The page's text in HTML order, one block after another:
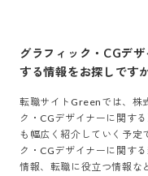
グラフィック・CGデザ
する情報をお探しです
転職サイトGreenでは、 株
ク・CGデザイナー に関す
も幅広く紹介していく予定
ク・CGデザイナー に関す
情報、転職に役立つ情報な